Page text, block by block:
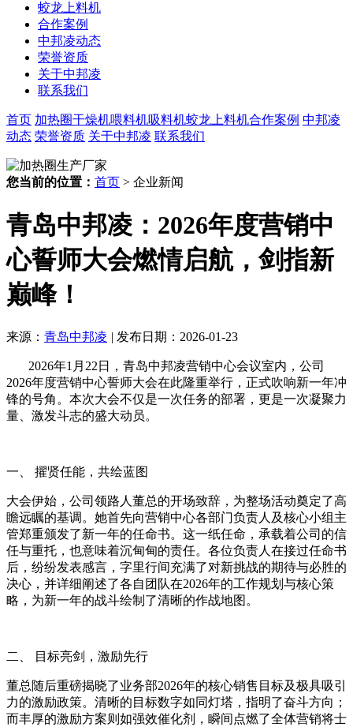
蛟龙上料机
合作案例
中邦凌动态
荣誉资质
关于中邦凌
联系我们
首页 加热圈干燥机喂料机吸料机蛟龙上料机合作案例 中邦凌
动态 荣誉资质 关于中邦凌 联系我们
您当前的位置： 首页 > 企业新闻
青岛中邦凌：2026年度营销中
心誓师大会燃情启航，剑指新
巅峰！
来源： 青岛中邦凌 | 发布日期：2026-01-23
2026年1 月 22 日，青岛中邦凌营销中心会议室内 ， 公司
2026年度营销中心誓师大会在此隆重举行，正式吹响新一年冲
锋的号角。本次大会不仅是一次任务的部署，更是一次凝聚力
量、激发斗志的盛大动员。
一、 擢贤任能，共绘蓝图
大会伊始，公司领路人董总的开场致辞，为整场活动奠定了高
瞻远瞩的基调。 她首先向营销中心各部门负责人及核心小组主
管郑重颁发了新一年的任命书。这一纸任命，承载着公司的信
任与重托，也意味着沉甸甸的责任。各位负责人在接过任命书
后，纷纷发表感言，字里行间充满了对新挑战的期待与必胜的
决心，并详细阐述了各自团队在2026年的工作规划与核心策
略，为新一年的战斗绘制了清晰的作战地图。
二、 目标亮剑，激励先行
董总随后重磅揭晓了业务部2026年的核心销售目标及极具吸引
力的激励政策。清晰的目标数字如同灯塔，指明了奋斗方向；
而丰厚的激励方案则如强效催化剂，瞬间点燃了全体营销将士